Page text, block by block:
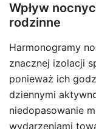
Wpływ
rodzinne
Harmonogramy
znacznej izolacji
ponieważ ich
dziennymi
niedopasowanie
wydarzeniami